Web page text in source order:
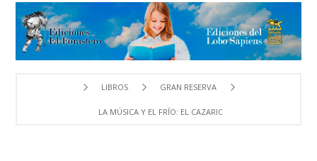
LIBROS GRAN RESERVA
LA MÚSICA Y EL FRÍO: EL CAZARIO DE LEÓN